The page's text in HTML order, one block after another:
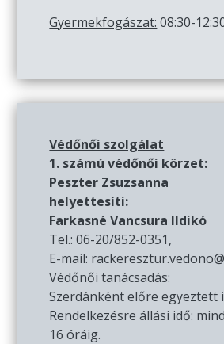
Gyermekfogászat: 08:30-
Védőnői szolgálat
1. számú védőnői körzet:
Peszter Zsuzsanna
helyettesíti:
Farkasné Vancsura Ildikó
Tel.: 06-20/852-0351,
E-mail:
Védőnői tanácsadás:
Szerdánként előre egyeztett
Rendelkezésre állási idő:
16 óráig.